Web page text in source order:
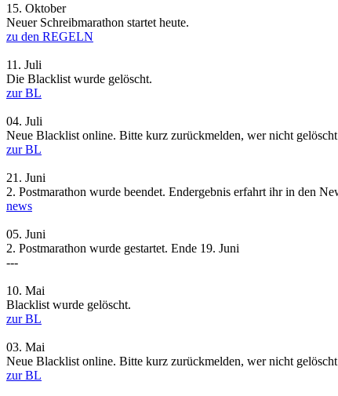
15. Oktober
Neuer Schreibmarathon startet heute.
zu den REGELN
11. Juli
Die Blacklist wurde gelöscht.
zur BL
04. Juli
Neue Blacklist online. Bitte kurz zurückmelden, wer nicht
zur BL
21. Juni
2. Postmarathon wurde beendet. Endergebnis erfahrt ihr in den
news
05. Juni
2. Postmarathon wurde gestartet. Ende 19. Juni
---
10. Mai
Blacklist wurde gelöscht.
zur BL
03. Mai
Neue Blacklist online. Bitte kurz zurückmelden, wer nicht
zur BL